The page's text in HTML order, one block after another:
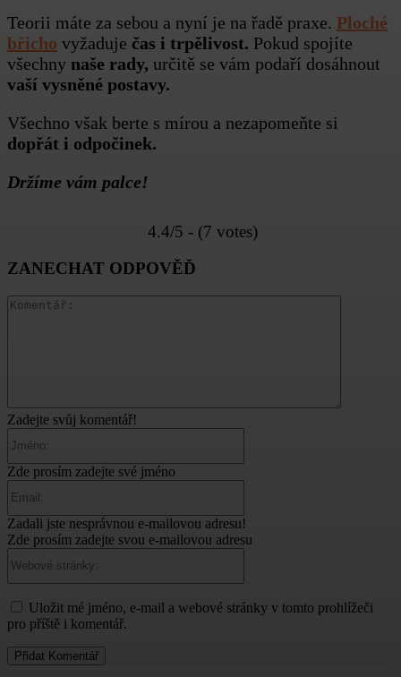
Teorii máte za sebou a nyní je na řadě praxe. Ploché
břicho vyžaduje čas i trpělivost. Pokud spojíte
všechny naše rady, určitě se vám podaří dosáhnout
vaší vysněné postavy.
Všechno však berte s mírou a nezapomeňte si
dopřát i odpočinek.
Držíme vám palce!
4.4/5 - (7 votes)
ZANECHAT ODPOVĚĎ
Zadejte svůj komentář!
Zde prosím zadejte své jméno
Zadali jste nesprávnou e-mailovou adresu!
Zde prosím zadejte svou e-mailovou adresu
Uložit mé jméno, e-mail a webové stránky v tomto prohlížeči
pro příště i komentář.